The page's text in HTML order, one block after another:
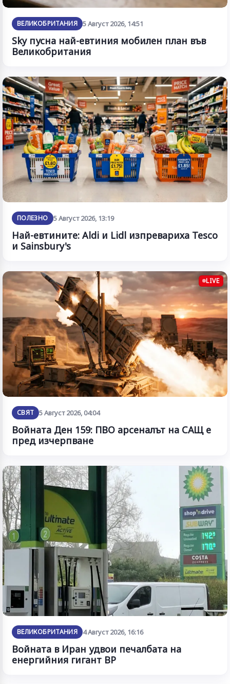
ВЕЛИКОБРИТАНИЯ 5 Август 2026, 14:51
Sky пусна най-евтиния мобилен план във
Великобритания
ПОЛЕЗНО 5 Август 2026, 13:19
Най-евтините: Aldi и Lidl изпревариха Tesco
и Sainsbury's
LIVE
СВЯТ 5 Август 2026, 04:04
Войната Ден 159: ПВО арсеналът на САЩ е
пред изчерпване
ВЕЛИКОБРИТАНИЯ 4 Август 2026, 16:16
Войната в Иран удвои печалбата на
енергийния гигант BP